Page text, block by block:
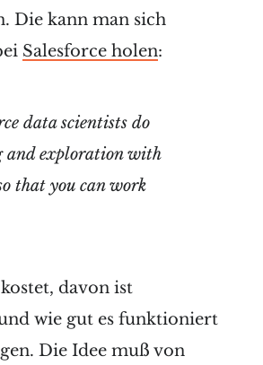
Die kann man sich
Salesforce holen:
data scientists do
and exploration with
that you can work
davon ist
wie gut es funktioniert
Die Idee muß von